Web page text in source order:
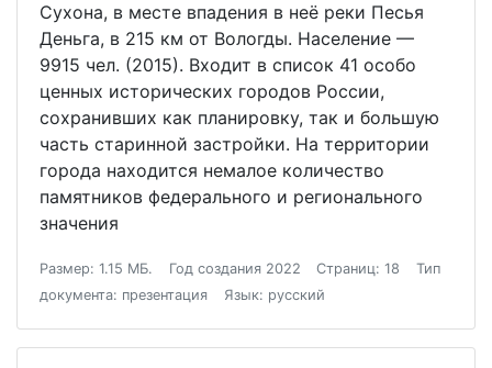
Сухона, в месте впадения в неё реки Песья
Деньга, в 215 км от Вологды. Население —
9915 чел. (2015). Входит в список 41 особо
ценных исторических городов России,
сохранивших как планировку, так и большую
часть старинной застройки. На территории
города находится немалое количество
памятников федерального и регионального
значения
Размер: 1.15 МБ. Год создания 2022 Страниц: 18
Тип
документа: презентация
Язык: русский